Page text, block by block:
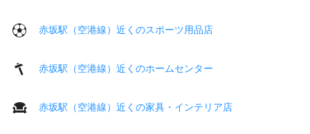
赤坂駅（空港線）近くのスポーツ用品店
赤坂駅（空港線）近くのホームセンター
赤坂駅（空港線）近くの家具・インテリア店